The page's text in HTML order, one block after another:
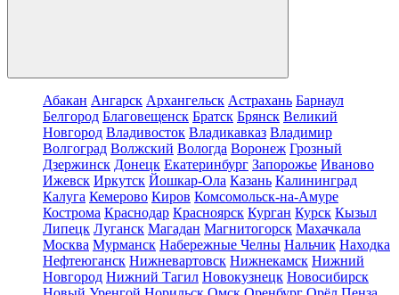
Абакан Ангарск Архангельск Астрахань Барнаул
Белгород Благовещенск Братск Брянск Великий
Новгород Владивосток Владикавказ Владимир
Волгоград Волжский Вологда Воронеж Грозный
Дзержинск Донецк Екатеринбург Запорожье Иваново
Ижевск Иркутск Йошкар-Ола Казань Калининград
Калуга Кемерово Киров Комсомольск-на-Амуре
Кострома Краснодар Красноярск Курган Курск Кызыл
Липецк Луганск Магадан Магнитогорск Махачкала
Москва Мурманск Набережные Челны Нальчик Находка
Нефтеюганск Нижневартовск Нижнекамск Нижний
Новгород Нижний Тагил Новокузнецк Новосибирск